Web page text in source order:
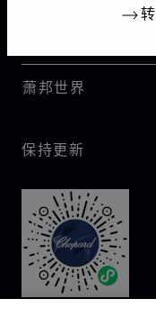
萧邦世界
保持更新